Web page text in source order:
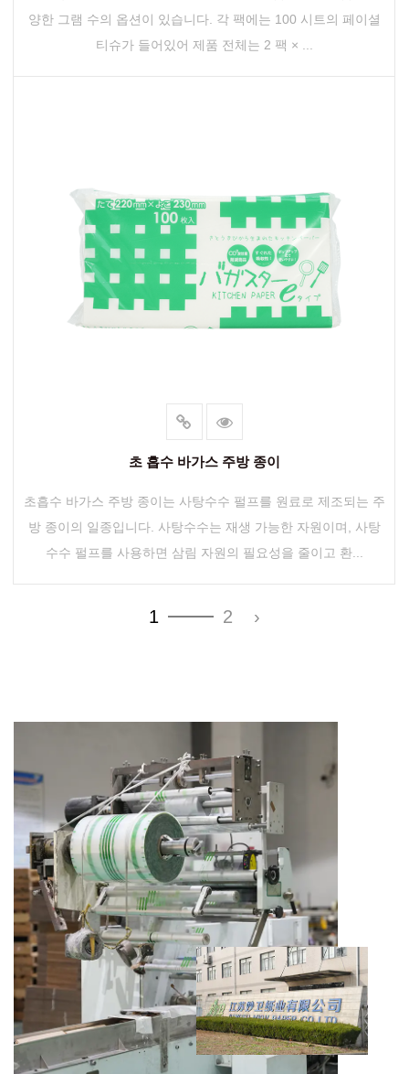
양한 그램 수의 옵션이 있습니다. 각 팩에는 100 시트의 페이셜
티슈가 들어있어 제품 전체는 2 팩 × ...
초 흡수 바가스 주방 종이
초흡수 바가스 주방 종이는 사탕수수 펄프를 원료로 제조되는 주
방 종이의 일종입니다. 사탕수수는 재생 가능한 자원이며, 사탕
수수 펄프를 사용하면 삼림 자원의 필요성을 줄이고 환...
1 2 ›